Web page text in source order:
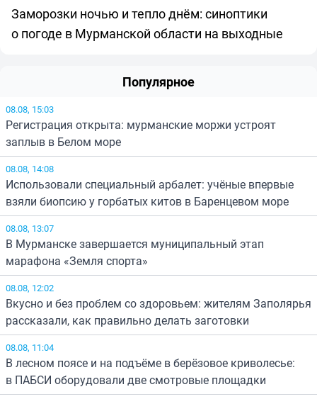
Заморозки ночью и тепло днём: синоптики
о погоде в Мурманской области на выходные
Популярное
08.08, 15:03
Регистрация открыта: мурманские моржи устроят
заплыв в Белом море
08.08, 14:08
Использовали специальный арбалет: учёные впервые
взяли биопсию у горбатых китов в Баренцевом море
08.08, 13:07
В Мурманске завершается муниципальный этап
марафона «Земля спорта»
08.08, 12:02
Вкусно и без проблем со здоровьем: жителям Заполярья
рассказали, как правильно делать заготовки
08.08, 11:04
В лесном поясе и на подъёме в берёзовое криволесье:
в ПАБСИ оборудовали две смотровые площадки